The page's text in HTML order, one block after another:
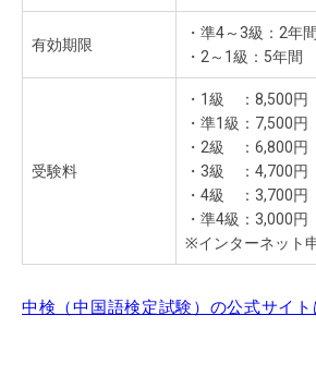
有効期限
・準4～3級：2年間
・2～1級：5年間
受験料
・1級 ：8,500円
・準1級：7,500円
・2級 ：6,800円
・3級 ：4,700円
・4級 ：3,700円
・準4級：3,000円
※インターネット
中検（中国語検定試験）の公式サイト